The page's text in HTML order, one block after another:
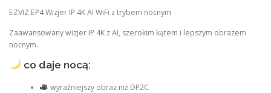
EZVIZ EP4 Wizjer IP 4K AI WiFi z trybem nocnym
Zaawansowany wizjer IP 4K z AI, szerokim kątem i lepszym obrazem
nocnym.
co daje nocą:
wyraźniejszy obraz niż DP2C